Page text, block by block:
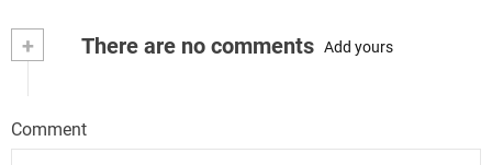
+ There are no comments Add yours
Comment